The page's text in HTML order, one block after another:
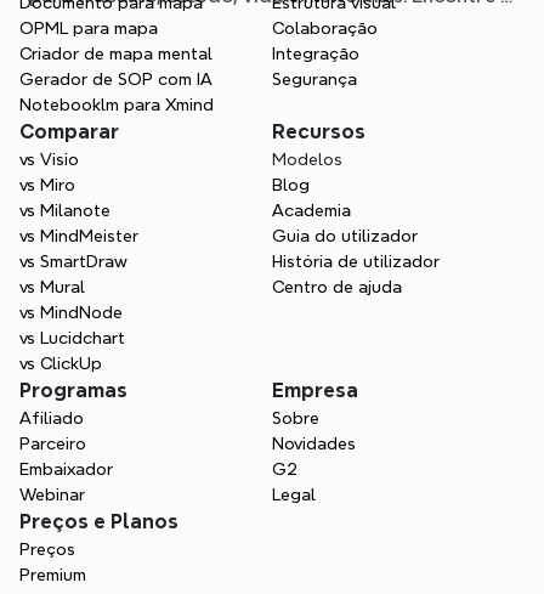
ponto de partida ideal e evite a página em branco.
OPML para mapa
Criador de mapa mental
Gerador de SOP com IA
Notebooklm para Xmind
Colaboração
Integração
Segurança
Comparar
vs Visio
vs Miro
vs Milanote
vs MindMeister
vs SmartDraw
vs Mural
vs MindNode
vs Lucidchart
vs ClickUp
Recursos
Modelos
Blog
Academia
Guia do utilizador
História de utilizador
Centro de ajuda
Programas
Afiliado
Parceiro
Embaixador
Webinar
Empresa
Sobre
Novidades
G2
Legal
Preços e Planos
Preços
Premium